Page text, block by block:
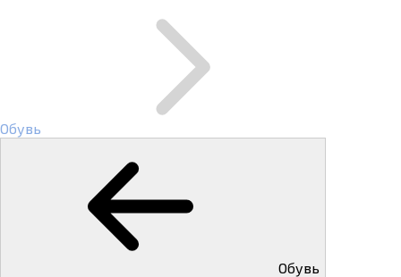
Обувь
Обувь